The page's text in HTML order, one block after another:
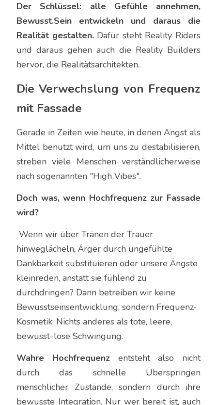
Der Schlüssel: alle Gefühle annehmen,
Bewusst.Sein entwickeln und daraus die
Realität gestalten. Dafür steht Reality Riders
und daraus gehen auch die Reality Builders
hervor, die Realitätsarchitekten..
Die Verwechslung von Frequenz
mit Fassade
Gerade in Zeiten wie heute, in denen Angst als
Mittel benutzt wird, um uns zu destabilisieren,
streben viele Menschen verständlicherweise
nach sogenannten "High Vibes".
Doch was, wenn Hochfrequenz zur Fassade
wird?
hinweglächeln, Ärger durch ungefühlte
Dankbarkeit substituieren oder unsere Ängste
kleinreden, anstatt sie fühlend zu
durchdringen? Dann betreiben wir keine
Bewusstseinsentwicklung, sondern Frequenz-
Kosmetik: Nichts anderes als tote, leere,
bewusst-lose Schwingung.
Wahre Hochfrequenz entsteht also nicht
durch das schnelle Überspringen
menschlicher Zustände, sondern durch ihre
bewusste Integration. Nur wer bereit ist, auch